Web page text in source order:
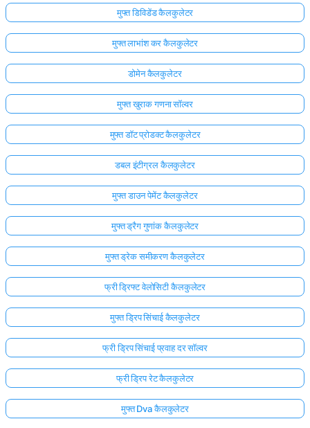
इन
करें!
मुफ्त डिविडेंड कैलकुलेटर
मुफ्त लाभांश कर कैलकुलेटर
डोमेन कैलकुलेटर
मुफ्त खुराक गणना सॉल्वर
मुफ्त डॉट प्रोडक्ट कैलकुलेटर
डबल इंटीग्रल कैलकुलेटर
मुफ्त डाउन पेमेंट कैलकुलेटर
मुफ्त ड्रैग गुणांक कैलकुलेटर
मुफ्त ड्रेक समीकरण कैलकुलेटर
फ्री ड्रिफ्ट वेलोसिटी कैलकुलेटर
मुफ्त ड्रिप सिंचाई कैलकुलेटर
फ्री ड्रिप सिंचाई प्रवाह दर सॉल्वर
फ्री ड्रिप रेट कैलकुलेटर
मुफ्त Dva कैलकुलेटर